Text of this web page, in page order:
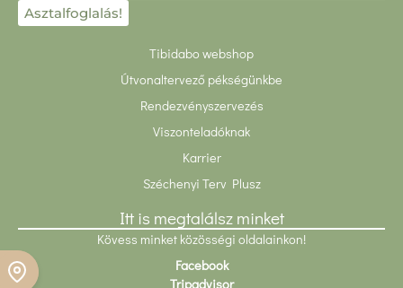
Asztalfoglalás!
Tibidabo webshop
Útvonaltervező pékségünkbe
Rendezvényszervezés
Viszonteladóknak
Karrier
Széchenyi Terv Plusz
Itt is megtalálsz minket
Kövess minket közösségi oldalainkon!
Facebook
Tripadvisor